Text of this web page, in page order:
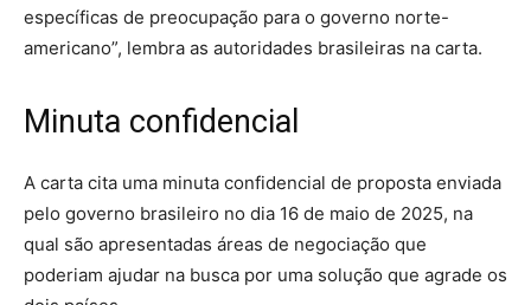
específicas de preocupação para o governo norte-
americano”, lembra as autoridades brasileiras na carta.
Minuta confidencial
A carta cita uma minuta confidencial de proposta enviada
pelo governo brasileiro no dia 16 de maio de 2025, na
qual são apresentadas áreas de negociação que
poderiam ajudar na busca por uma solução que agrade os